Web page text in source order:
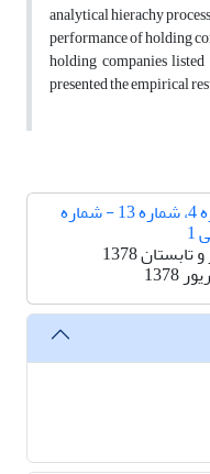
analytical hierachy
performance of holding
holding companies
presented the empirical
دوره 4، شماره 13 - شماره
1
تابستان 1378
1378